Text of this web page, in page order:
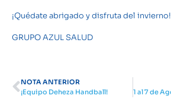
¡Quédate abrigado y disfruta del invierno!
GRUPO AZUL SALUD
NOTA ANTERIOR
¡Equipo Deheza Handball!